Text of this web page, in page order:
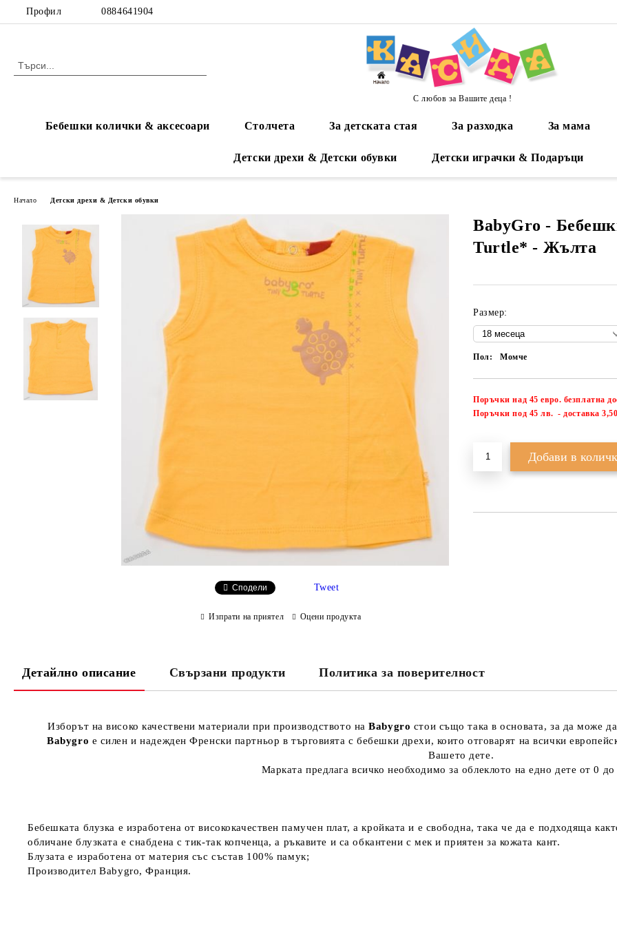
Профил 0884641904
С любов за Вашите деца !
Бебешки колички & аксесоари Столчета За детската стая За разходка За мама
Детски дрехи & Детски обувки Детски играчки & Подаръци
Начало Детски дрехи & Детски обувки
BabyGro -
Turtle* - Жълта
Размер:
Пол: Момче
Поръчки над 45 евро. безплатна
Поръчки под 45 лв. - доставка
Сподели Tweet
Изпрати на приятел Оцени продукта
Детайлно описание Свързани продукти Политика за поверителност
Изборът на високо качествени материали при производството наBabygro стои също така в основата, за да може
Babygro е силен и надежден Френски партньор в търговията с бебешки дрехи, които отговарят на всички
Вашето дете.
Марката предлага всичко необходимо за облеклото на едно дете от 0
Бебешката блузка е изработена от висококачествен памучен плат, а кройката и е свободна, така че да е подходяща
обличане блузката е снабдена с тик-так копченца, а ръкавите и са обкантени с мек и приятен за кожата кант.
Блузата е изработена от материя със състав 100% памук;
Производител Babygro, Франция.